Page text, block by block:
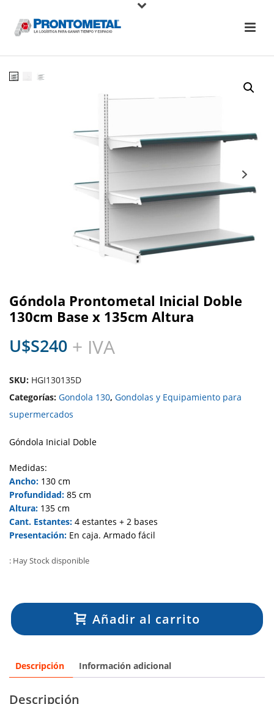
Góndola Prontometal Inicial Doble
130cm Base x 135cm Altura
U$S240 + IVA
SKU: HGI130135D
Categorías: Gondola 130, Gondolas y Equipamiento para
supermercados
Góndola Inicial Doble
Medidas:
Ancho: 130 cm
Profundidad: 85 cm
Altura: 135 cm
Cant. Estantes: 4 estantes + 2 bases
Presentación: En caja. Armado fácil
: Hay Stock disponible
Añadir al carrito
Descripción Información adicional
Descripción